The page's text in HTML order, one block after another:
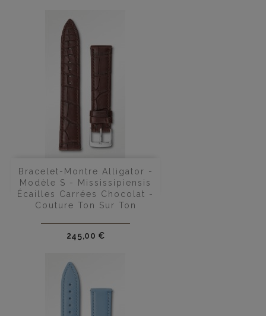
Bracelet-Montre Alligator -
Modèle S - Mississipiensis
Écailles Carrées Chocolat -
Couture Ton Sur Ton
Prix
245,00 €